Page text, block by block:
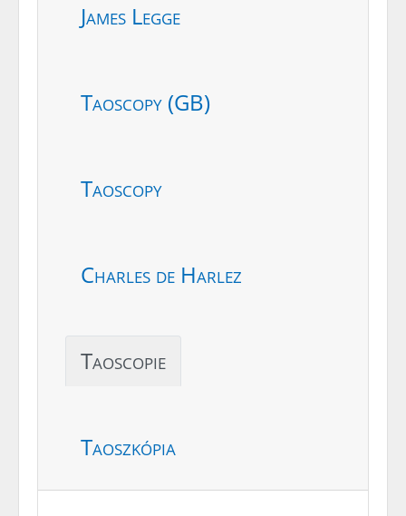
James Legge
Taoscopy (GB)
Taoscopy
Charles de Harlez
Taoscopie
Taoszkópia